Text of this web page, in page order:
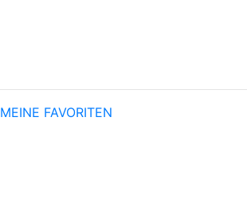
MEINE FAVORITEN